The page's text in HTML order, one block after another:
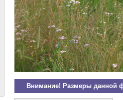
Внимание! Размеры данной